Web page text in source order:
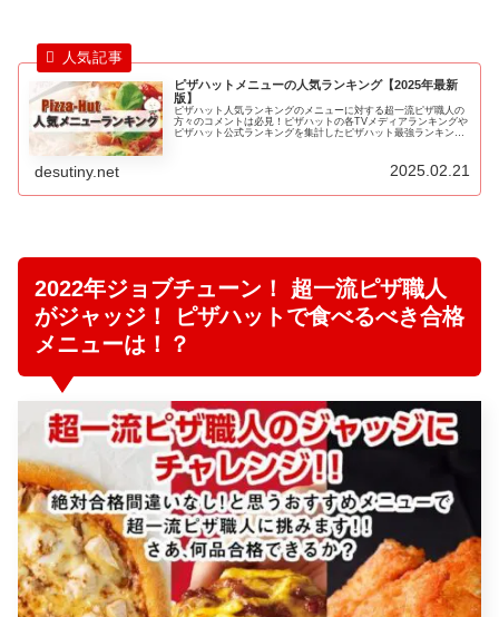
ピザハットメニューの人気ランキング【2025年最新
版】
ピザハット人気ランキングのメニューに対する超一流ピザ職人の
方々のコメントは必見！ピザハットの各TVメディアランキングや
ピザハット公式ランキングを集計したピザハット最強ランキング
desutiny.net 2025.02.21
2022年ジョブチューン！ 超一流ピザ職人
がジャッジ！ ピザハットで食べるべき合格
メニューは！？